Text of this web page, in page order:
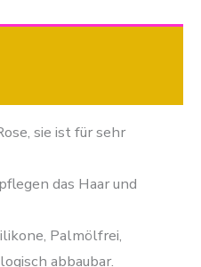
sie ist für sehr
das Haar und
Palmölfrei,
abbaubar.